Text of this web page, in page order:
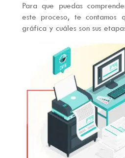
Para que puedas
este proceso, te contamos
gráfica y cuáles son sus